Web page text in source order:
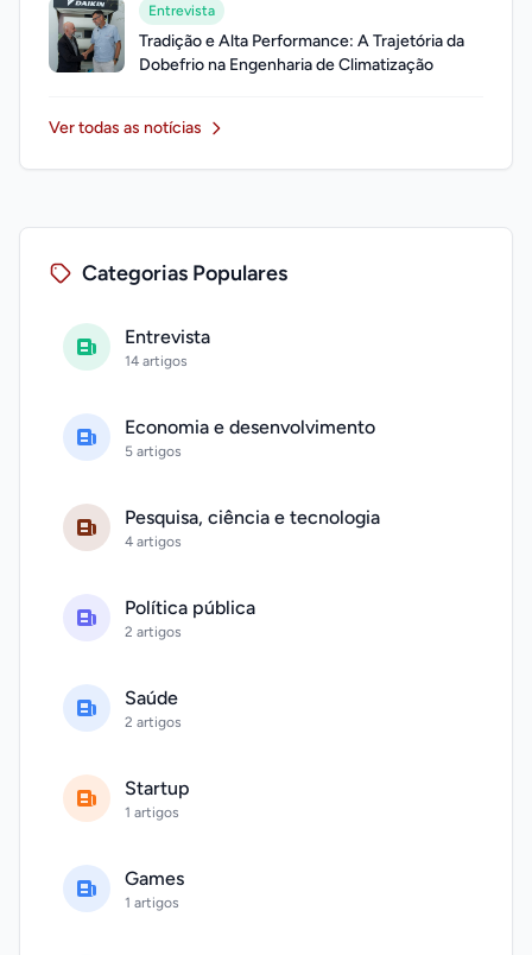
Entrevista
Tradição e Alta Performance: A Trajetória da
Dobefrio na Engenharia de Climatização
Ver todas as notícias
Categorias Populares
Entrevista
14 artigos
Economia e desenvolvimento
5 artigos
Pesquisa, ciência e tecnologia
4 artigos
Política pública
2 artigos
Saúde
2 artigos
Startup
1 artigos
Games
1 artigos